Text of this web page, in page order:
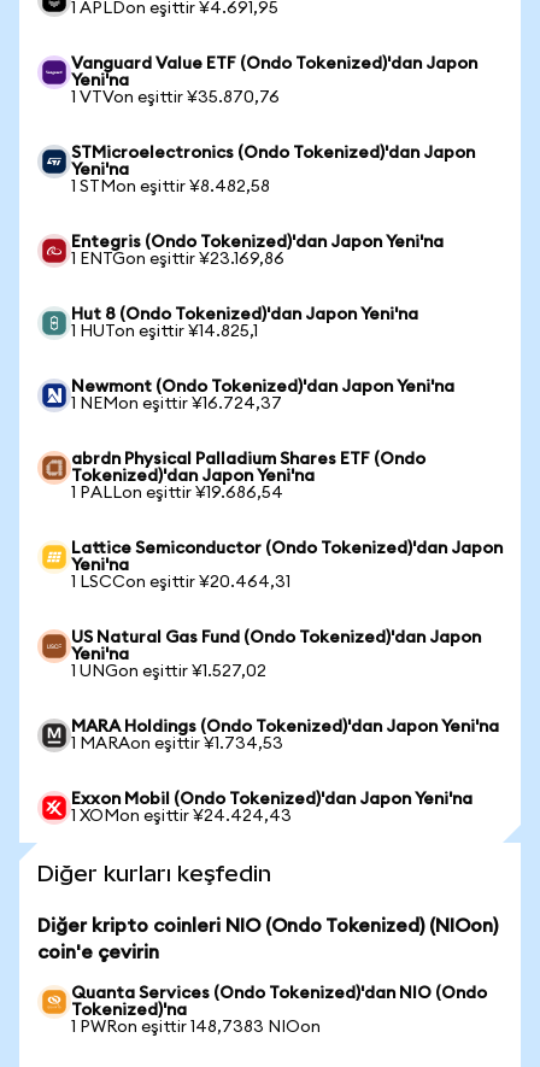
1 APLDon eşittir ¥4.691,95
Vanguard Value ETF (Ondo Tokenized)'dan Japon
Yeni'na
1 VTVon eşittir ¥35.870,76
STMicroelectronics (Ondo Tokenized)'dan Japon
Yeni'na
1 STMon eşittir ¥8.482,58
Entegris (Ondo Tokenized)'dan Japon Yeni'na
1 ENTGon eşittir ¥23.169,86
Hut 8 (Ondo Tokenized)'dan Japon Yeni'na
1 HUTon eşittir ¥14.825,1
Newmont (Ondo Tokenized)'dan Japon Yeni'na
1 NEMon eşittir ¥16.724,37
abrdn Physical Palladium Shares ETF (Ondo
Tokenized)'dan Japon Yeni'na
1 PALLon eşittir ¥19.686,54
Lattice Semiconductor (Ondo Tokenized)'dan Japon
Yeni'na
1 LSCCon eşittir ¥20.464,31
US Natural Gas Fund (Ondo Tokenized)'dan Japon
Yeni'na
1 UNGon eşittir ¥1.527,02
MARA Holdings (Ondo Tokenized)'dan Japon Yeni'na
1 MARAon eşittir ¥1.734,53
Exxon Mobil (Ondo Tokenized)'dan Japon Yeni'na
1 XOMon eşittir ¥24.424,43
Diğer kurları keşfedin
Diğer kripto coinleri NIO (Ondo Tokenized) (NIOon)
coin'e çevirin
Quanta Services (Ondo Tokenized)'dan NIO (Ondo
Tokenized)'na
1 PWRon eşittir 148,7383 NIOon